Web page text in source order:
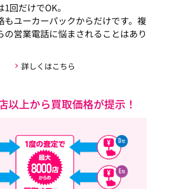
回だけでOK。
もユーカーパックからだけです。複
の営業電話に悩まされることはあり
詳しくはこちら
以上から買取価格が提示！